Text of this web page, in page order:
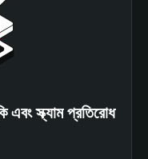
স্ক্যাম প্রতিরোধ